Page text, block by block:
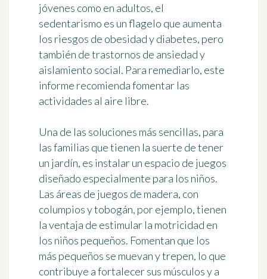
jóvenes como en adultos, el
sedentarismo es un flagelo que aumenta
los riesgos de obesidad y diabetes, pero
también de trastornos de ansiedad y
aislamiento social. Para remediarlo, este
informe recomiendafomentar las
actividades al aire libre.
Una de las soluciones más sencillas, para
las familias que tienen la suerte de tener
un jardín, es instalar un espacio de juegos
diseñado especialmente para los niños.
Las áreas de juegos de madera, con
columpios y tobogán, por ejemplo, tienen
la ventaja de estimular la motricidad en
los niños pequeños. Fomentan que los
más pequeños se muevan y trepen, lo que
contribuye a fortalecer sus músculos y a